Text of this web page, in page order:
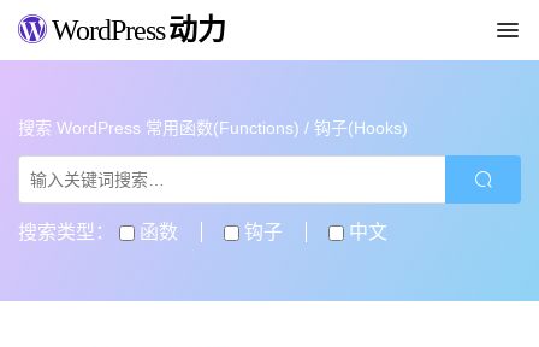
WordPress动力
搜索 WordPress 常用函数(Functions) / 钩子(Hooks)
搜索类型： 函数 钩子 中文